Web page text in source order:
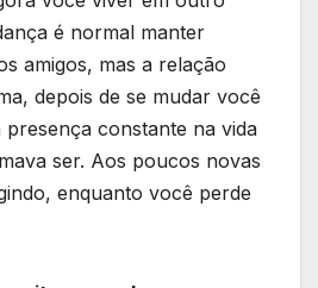
é normal manter
amigos, mas a relação
depois de se mudar você
presença constante na vida
ser. Aos poucos novas
enquanto você perde